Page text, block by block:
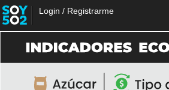
Login / Registrarme